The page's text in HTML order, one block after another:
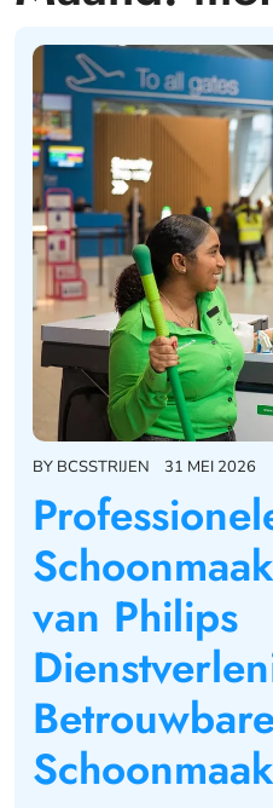
BY BCSSTRIJEN 31 MEI 2026
van Philips